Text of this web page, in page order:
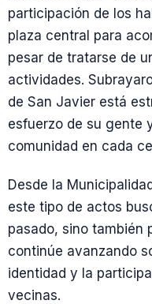
participación de los
plaza central para
pesar de tratarse de
actividades.
de San Javier está
esfuerzo de su gente
comunidad en cada
Desde la
este tipo de actos
pasado, sino también
continúe avanzando
identidad y la
vecinas.